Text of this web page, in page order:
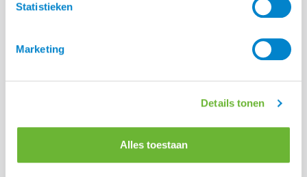
Statistieken
Marketing
Details tonen
Alles toestaan